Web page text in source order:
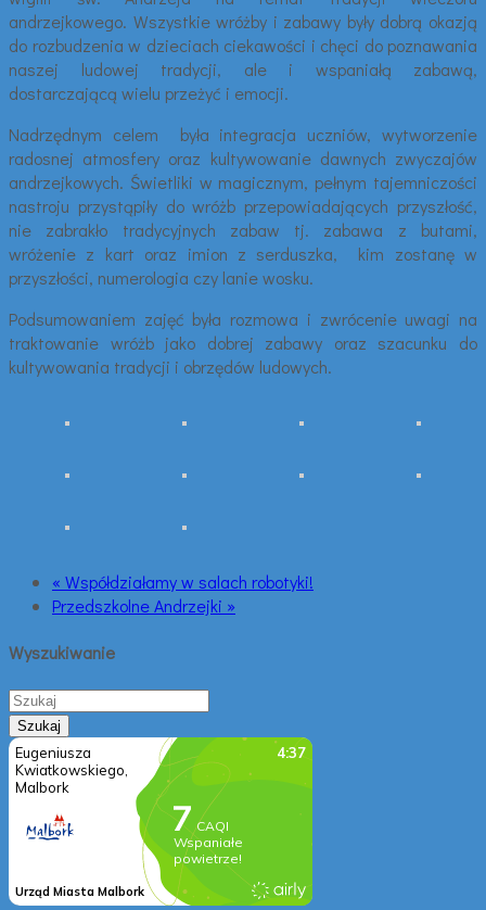
andrzejkowego. Wszystkie wróżby i zabawy były dobrą okazją
do rozbudzenia w dzieciach ciekawości i chęci do poznawania
naszej ludowej tradycji, ale i wspaniałą zabawą,
dostarczającą wielu przeżyć i emocji.
Nadrzędnym celem była integracja uczniów, wytworzenie
radosnej atmosfery oraz kultywowanie dawnych zwyczajów
andrzejkowych. Świetliki w magicznym, pełnym tajemniczości
nastroju przystąpiły do wróżb przepowiadających przyszłość,
nie zabrakło tradycyjnych zabaw tj. zabawa z butami,
wróżenie z kart oraz imion z serduszka, kim zostanę w
przyszłości, numerologia czy lanie wosku.
Podsumowaniem zajęć była rozmowa i zwrócenie uwagi na
traktowanie wróżb jako dobrej zabawy oraz szacunku do
kultywowania tradycji i obrzędów ludowych.
« Współdziałamy w salach robotyki!
Przedszkolne Andrzejki »
Wyszukiwanie